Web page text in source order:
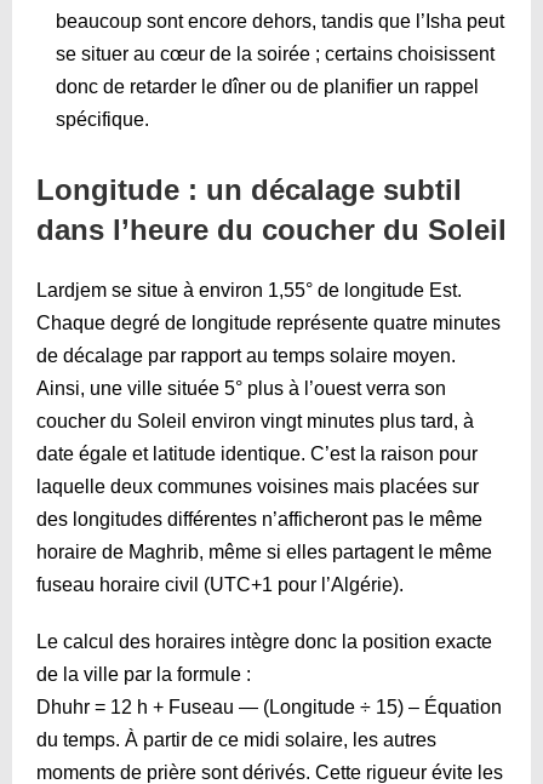
beaucoup sont encore dehors, tandis que l’Isha peut
se situer au cœur de la soirée ; certains choisissent
donc de retarder le dîner ou de planifier un rappel
spécifique.
Longitude : un décalage subtil
dans l’heure du coucher du Soleil
Lardjem se situe à environ 1,55° de longitude Est.
Chaque degré de longitude représente quatre minutes
de décalage par rapport au temps solaire moyen.
Ainsi, une ville située 5° plus à l’ouest verra son
coucher du Soleil environ vingt minutes plus tard, à
date égale et latitude identique. C’est la raison pour
laquelle deux communes voisines mais placées sur
des longitudes différentes n’afficheront pas le même
horaire de Maghrib, même si elles partagent le même
fuseau horaire civil (UTC+1 pour l’Algérie).
Le calcul des horaires intègre donc la position exacte
de la ville par la formule :
Dhuhr = 12 h + Fuseau — (Longitude ÷ 15) – Équation
du temps. À partir de ce midi solaire, les autres
moments de prière sont dérivés. Cette rigueur évite les